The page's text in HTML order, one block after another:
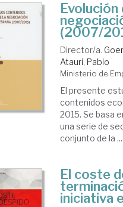
(2007/
Director/a.
Atauri, Pablo
Ministerio de
El presente
contenidos
2015. Se basa
una serie de
conjunto de la ...
El coste
iniciativa